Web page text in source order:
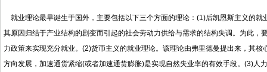
就业理论最早诞生于国外，主要包括以下三个方面的理论：(1)后凯恩斯主义的
其原因归结于产业结构的剧变而引起的社会劳动力供给与需求的结构失调。为此
力政策来实现充分就业。(2)货币主义的就业理论。该理论由弗里德曼提出来，其
方向发展，加速通货紧缩(或者加速通货膨胀)是实现自然失业率的有效手段。(3)